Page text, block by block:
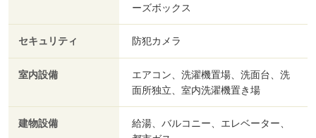
ーズボックス
セキュリティ 防犯カメラ
室内設備
エアコン、洗濯機置場、洗面台、洗
面所独立、室内洗濯機置き場
建物設備
給湯、バルコニー、エレベーター、